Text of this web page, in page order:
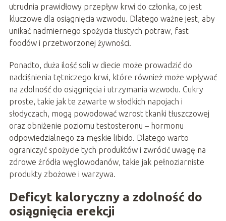
utrudnia prawidłowy przepływ krwi do członka, co jest
kluczowe dla osiągnięcia wzwodu. Dlatego ważne jest, aby
unikać nadmiernego spożycia tłustych potraw, fast
foodów i przetworzonej żywności.
Ponadto, duża ilość soli w diecie może prowadzić do
nadciśnienia tętniczego krwi, które również może wpływać
na zdolność do osiągnięcia i utrzymania wzwodu. Cukry
proste, takie jak te zawarte w słodkich napojach i
słodyczach, mogą powodować wzrost tkanki tłuszczowej
oraz obniżenie poziomu testosteronu – hormonu
odpowiedzialnego za męskie libido. Dlatego warto
ograniczyć spożycie tych produktów i zwrócić uwagę na
zdrowe źródła węglowodanów, takie jak pełnoziarniste
produkty zbożowe i warzywa.
Deficyt kaloryczny a zdolność do
osiągnięcia erekcji